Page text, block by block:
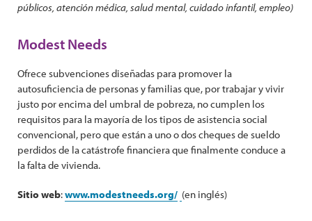
públicos, atención médica, salud mental, cuidado infantil, empleo)
Modest Needs
Ofrece subvenciones diseñadas para promover la
autosuficiencia de personas y familias que, por trabajar y vivir
justo por encima del umbral de pobreza, no cumplen los
requisitos para la mayoría de los tipos de asistencia social
convencional, pero que están a uno o dos cheques de sueldo
perdidos de la catástrofe financiera que finalmente conduce a
la falta de vivienda.
Sitio web:www.modestneeds.org/ (en inglés)